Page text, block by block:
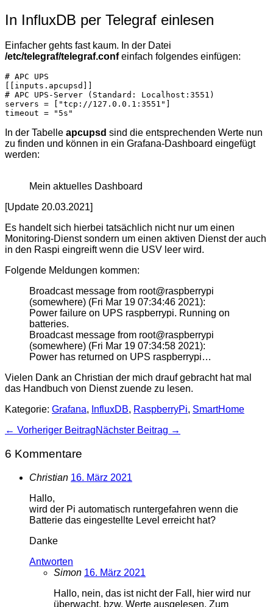
In InfluxDB per Telegraf einlesen
Einfacher gehts fast kaum. In der Datei
/etc/telegraf/telegraf.confeinfach folgendes einfügen:
# APC UPS
[[inputs.apcupsd]]
# APC UPS-Server (Standard: Localhost:3551)
servers = ["tcp://127.0.0.1:3551"]
timeout = "5s"
In der Tabelle apcupsd sind die entsprechenden Werte nun
zu finden und können in ein Grafana-Dashboard eingefügt
werden:
Mein aktuelles Dashboard
[Update 20.03.2021]
Es handelt sich hierbei tatsächlich nicht nur um einen
Monitoring-Dienst sondern um einen aktiven Dienst der auch
in den Raspi eingreift wenn die USV leer wird.
Folgende Meldungen kommen:
Broadcast message from root@raspberrypi
(somewhere) (Fri Mar 19 07:34:46 2021):
Power failure on UPS raspberrypi. Running on
batteries.
Broadcast message from root@raspberrypi
(somewhere) (Fri Mar 19 07:34:58 2021):
Power has returned on UPS raspberrypi…
Vielen Dank an Christian der mich drauf gebracht hat mal
das Handbuch von Dienst zuende zu lesen.
Kategorie: Grafana, InfluxDB, RaspberryPi, SmartHome
Beitragsnavigation
← Vorheriger BeitragNächster Beitrag →
6 Kommentare
Christian 16. März 2021
Hallo,
wird der Pi automatisch runtergefahren wenn die
Batterie das eingestellte Level erreicht hat?
Danke
Antworten
Simon 16. März 2021
Hallo, nein, das ist nicht der Fall, hier wird nur
überwacht, bzw. Werte ausgelesen. Zum